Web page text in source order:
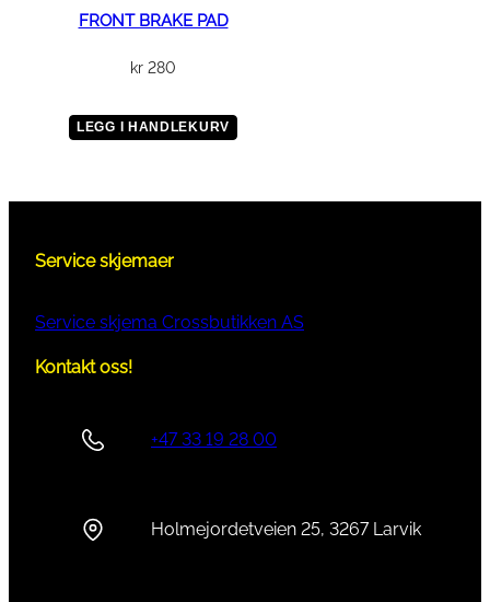
FRONT BRAKE PAD
kr 280
LEGG I HANDLEKURV
Service skjemaer
Service skjema Crossbutikken AS
Kontakt oss!
+47 33 19 28 00
Holmejordetveien 25, 3267 Larvik